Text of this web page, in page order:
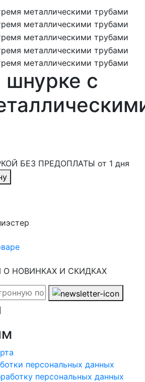
шнурке с
БЕЗ ПРЕДОПЛАТЫ от 1 дня
НОВИНКАХ И СКИДКАХ
персональных данных
персональных данных